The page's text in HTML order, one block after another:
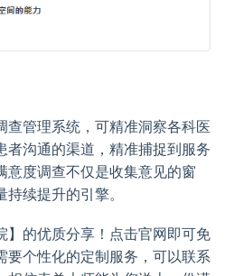
查管理系统，可精准洞察各科医
者沟通的渠道，精准捕捉到服务
意度调查不仅是收集意见的窗
续提升的引擎。
】的优质分享！点击官网即可免
要个性化的定制服务，可以联系